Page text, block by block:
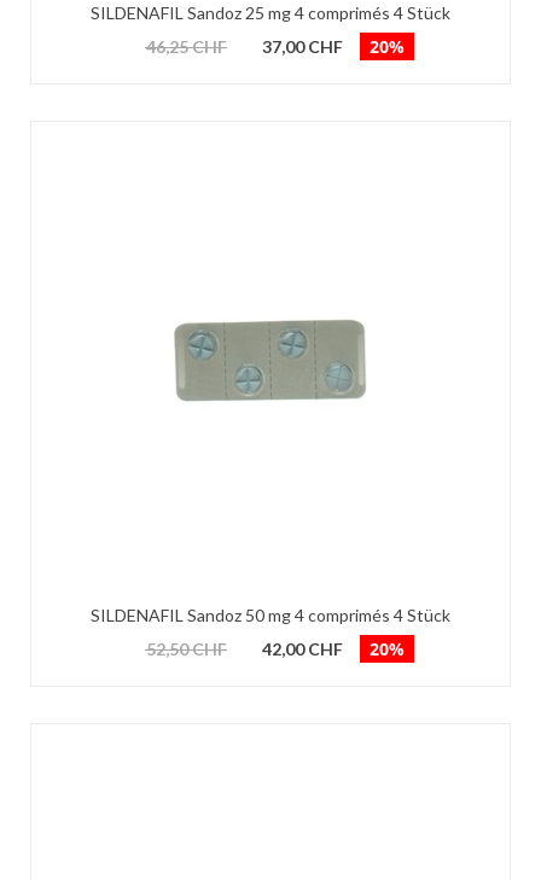
SILDENAFIL Sandoz 25 mg 4 comprimés 4 Stück
46,25 CHF
37,00 CHF 20%
SILDENAFIL Sandoz 50 mg 4 comprimés 4 Stück
52,50 CHF
42,00 CHF 20%